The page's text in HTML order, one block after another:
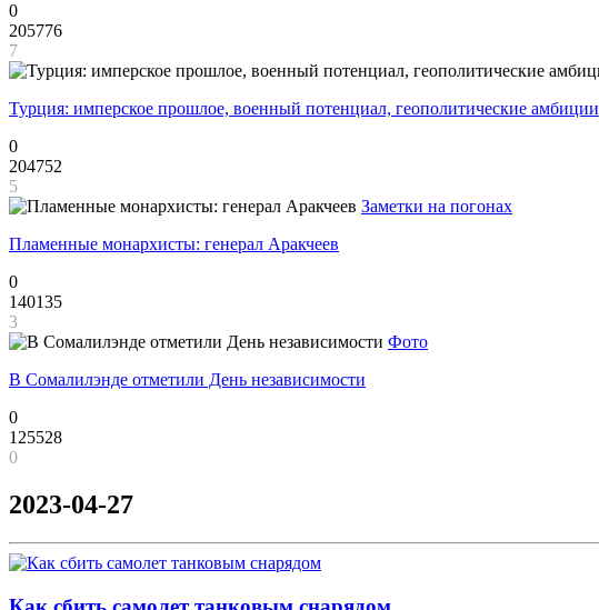
0
205776
7
Турция: имперское прошлое, военный потенциал, геополитические амбиции
0
204752
5
Заметки на погонах
Пламенные монархисты: генерал Аракчеев
0
140135
3
Фото
В Сомалилэнде отметили День независимости
0
125528
0
2023-04-27